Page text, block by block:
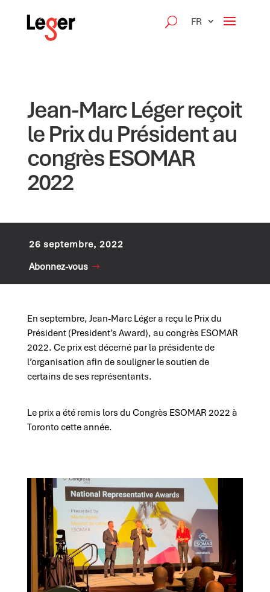
FR
Jean-Marc Léger reçoit
le Prix du Président au
congrès ESOMAR
2022
26 septembre, 2022
Abonnez-vous
En septembre, Jean-Marc Léger a reçu le Prix du
Président (President’s Award), au congrès ESOMAR
2022. Ce prix est décerné par la présidente de
l’organisation afin de souligner le soutien de
certains de ses représentants.
Le prix a été remis lors du Congrès ESOMAR 2022 à
Toronto cette année.